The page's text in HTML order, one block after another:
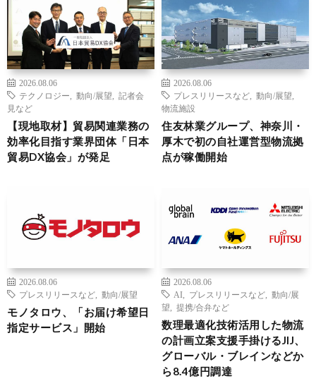
2026.08.06
テクノロジー
動向/展望
記者会
見など
【現地取材】貿易関連業務の
効率化目指す業界団体「日本
貿易DX協会」が発足
2026.08.06
プレスリリースなど
動向/展望
物流施設
住友林業グループ、神奈川・
厚木で初の自社運営型物流拠
点が稼働開始
2026.08.06
プレスリリースなど
動向/展望
モノタロウ、「お届け希望日
指定サービス」開始
2026.08.06
AI
プレスリリースなど
動向/展
望
提携/合弁など
数理最適化技術活用した物流
の計画立案支援手掛けるJIJ、
グローバル・ブレインなどか
ら8.4億円調達